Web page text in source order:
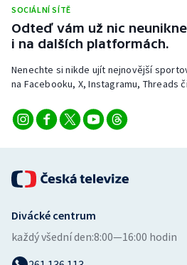
SOCIÁLNÍ SÍTĚ
Odteď vám už nic
i na dalších platformách.
Nenechte si nikde ujít nejnovější
na Facebooku, X, Instagramu, Threads
Divácké centrum
každý všední den:8:00—16:00 hodin